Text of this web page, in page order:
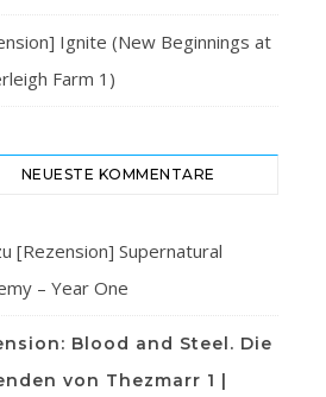
Ignite (New Beginnings at
Farm 1)
NEUESTE KOMMENTARE
[Rezension] Supernatural
– Year One
Blood and Steel. Die
von Thezmarr 1 |